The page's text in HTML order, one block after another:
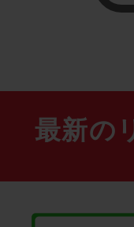
最新の